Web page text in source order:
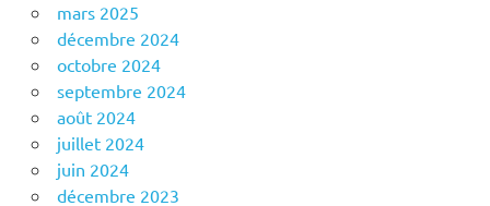
mars 2025
décembre 2024
octobre 2024
septembre 2024
août 2024
juillet 2024
juin 2024
décembre 2023